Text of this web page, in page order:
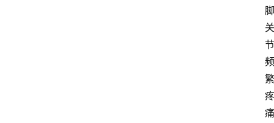
脚
关
节
频
繁
疼
痛